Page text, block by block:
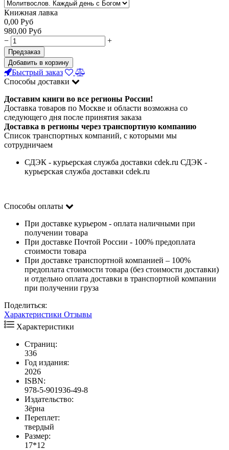
Книжная лавка
0,00 Руб
980,00 Руб
−
+
Предзаказ
Добавить в корзину
Быстрый заказ
Способы доставки
Доставим книги во все регионы России!
Доставка товаров по Москве и области возможна со
следующего дня после принятия заказа
Доставка в регионы через транспортную компанию
Список транспортных компаний, с которыми мы
сотрудничаем
СДЭК - курьерская служба доставки cdek.ru СДЭК -
курьерская служба доставки cdek.ru
Способы оплаты
При доставке курьером - оплата наличными при
получении товара
При доставке Почтой России - 100% предоплата
стоимости товара
При доставке транспортной компанией – 100%
предоплата стоимости товара (без стоимости доставки)
и отдельно оплата доставки в транспортной компании
при получении груза
Поделиться:
Характеристики Отзывы
Характеристики
Страниц:
336
Год издания:
2026
ISBN:
978-5-901936-49-8
Издательство:
Зёрна
Переплет:
твердый
Размер:
17*12